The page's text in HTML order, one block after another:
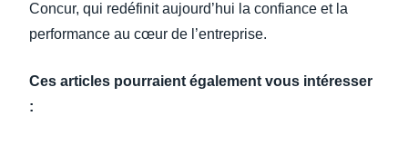
Concur, qui redéfinit aujourd’hui la confiance et la
performance au cœur de l’entreprise.
Ces articles pourraient également vous intéresser
: